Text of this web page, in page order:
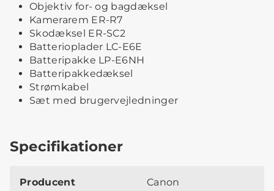
Objektiv for- og bagdæksel
Kamerarem ER-R7
Skodæksel ER-SC2
Batterioplader LC-E6E
Batteripakke LP-E6NH
Batteripakkedæksel
Strømkabel
Sæt med brugervejledninger
Specifikationer
Producent Canon